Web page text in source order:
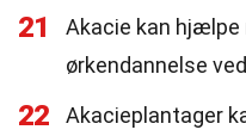
21
Akacie kan
ørkendannelse
22
Akacieplantager